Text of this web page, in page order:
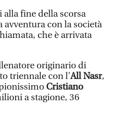
fine della scorsa
avventura con la società
che è arrivata
originario di
triennale con l’All Nasr,
Cristiano
a stagione, 36